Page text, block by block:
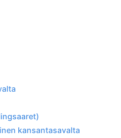
kansantasavalta